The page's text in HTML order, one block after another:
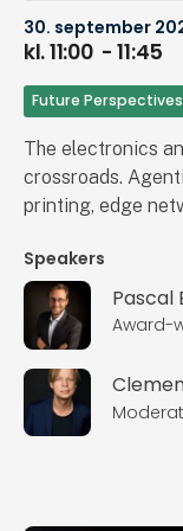
30. september
kl. 11:00 - 11:45
Future Perspectives
The electronics
crossroads.
printing, edge
the rules of how
in this race
technology only
human
Pascal
and author of the
Speakers
Pascal
Award-